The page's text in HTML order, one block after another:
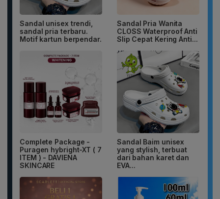
Sandal unisex trendi,
sandal pria terbaru.
Motif kartun berpendar.
Sandal Pria Wanita
CLOSS Waterproof Anti
Slip Cepat Kering Anti...
Complete Package -
Puragen hybright-XT ( 7
ITEM ) - DAVIENA
SKINCARE
Sandal Baim unisex
yang stylish, terbuat
dari bahan karet dan
EVA...